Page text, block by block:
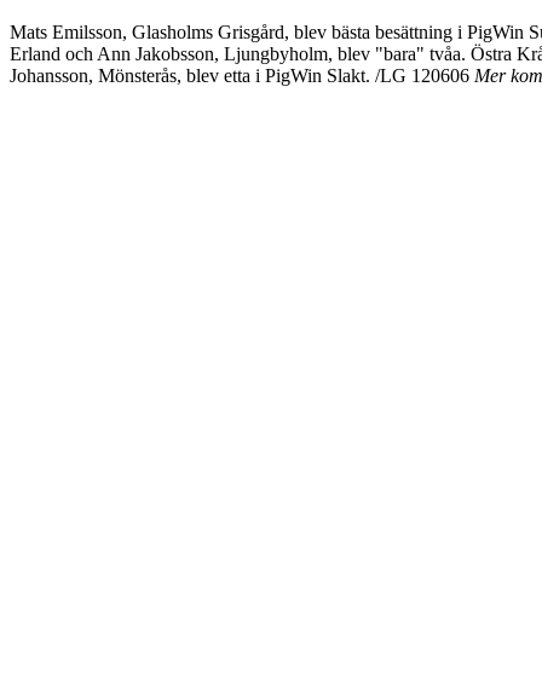
Mats Emilsson, Glasholms Grisgård, blev bästa besättning i PigWin
Erland och Ann Jakobsson, Ljungbyholm, blev "bara" tvåa. Östra
Johansson, Mönsterås, blev etta i PigWin Slakt. /LG 120606 Mer